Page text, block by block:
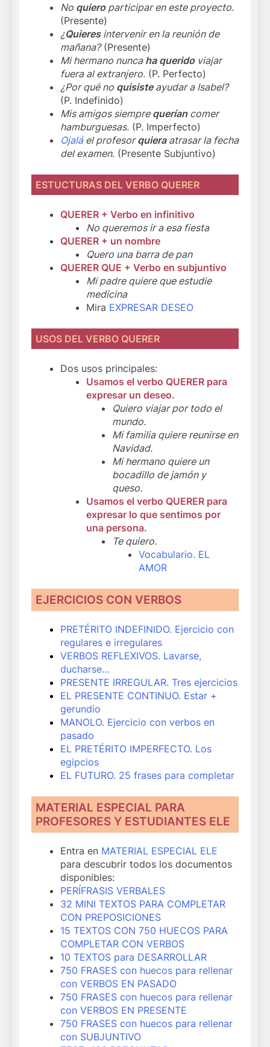
No quiero participar en este proyecto.
(Presente)
¿Quieresintervenir en la reunión de
mañana?(Presente)
Mi hermano nunca ha queridoviajar
fuera al extranjero. (P. Perfecto)
¿Por qué no quisisteayudar a Isabel?
(P. Indefinido)
Mis amigos siempre queríancomer
hamburguesas. (P. Imperfecto)
Ojaláel profesorquieraatrasar la fecha
del examen. (Presente Subjuntivo)
ESTUCTURAS DEL VERBO QUERER
QUERER + Verbo en infinitivo
No queremos ir a esa fiesta
QUERER + un nombre
Quero una barra de pan
QUERER QUE + Verbo en subjuntivo
Mi padre quiere que estudie
medicina
Mira EXPRESAR DESEO
USOS DEL VERBO QUERER
Dos usos principales:
Usamos el verbo QUERER para
expresar un deseo.
Quiero viajar por todo el
mundo.
Mi familia quiere reunirse en
Navidad.
Mi hermano quiere un
bocadillo de jamón y
queso.
Usamos el verbo QUERER para
expresar lo que sentimos por
una persona.
Te quiero.
Vocabulario. EL
AMOR
EJERCICIOS CON VERBOS
PRETÉRITO INDEFINIDO. Ejercicio con
regulares e irregulares
VERBOS REFLEXIVOS. Lavarse,
ducharse…
PRESENTE IRREGULAR. Tres ejercicios
EL PRESENTE CONTINUO. Estar +
gerundio
MANOLO. Ejercicio con verbos en
pasado
EL PRETÉRITO IMPERFECTO. Los
egipcios
EL FUTURO. 25 frases para completar
MATERIAL ESPECIAL PARA
PROFESORES Y ESTUDIANTES ELE
Entra en MATERIAL ESPECIAL ELE
para descubrir todos los documentos
disponibles:
PERÍFRASIS VERBALES
32 MINI TEXTOS PARA COMPLETAR
CON PREPOSICIONES
15 TEXTOS CON 750 HUECOS PARA
COMPLETAR CON VERBOS
10 TEXTOS para DESARROLLAR
750 FRASES con huecos para rellenar
con VERBOS EN PASADO
750 FRASES con huecos para rellenar
con VERBOS EN PRESENTE
750 FRASES con huecos para rellenar
con SUBJUNTIVO